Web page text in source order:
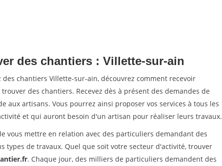
des chantiers : Villette-sur-ain
chantiers Villette-sur-ain, découvrez comment recevoir
des chantiers. Recevez dès à présent des demandes de
aux artisans. Vous pourrez ainsi proposer vos services à tous les
et qui auront besoin d'un artisan pour réaliser leurs travaux.
vous mettre en relation avec des particuliers demandant des
types de travaux. Quel que soit votre secteur d'activité, trouver
. Chaque jour, des milliers de particuliers demandent des